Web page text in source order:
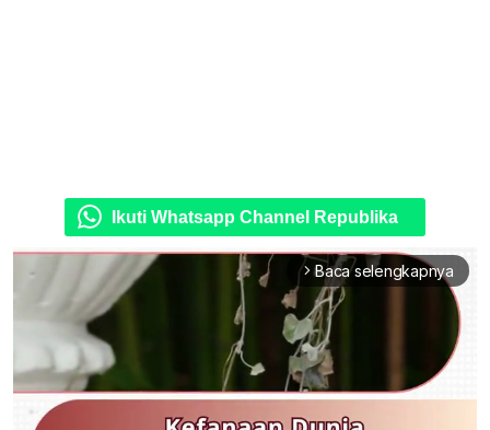
Ikuti Whatsapp Channel Republika
arrow_forward_ios Baca selengkapnya